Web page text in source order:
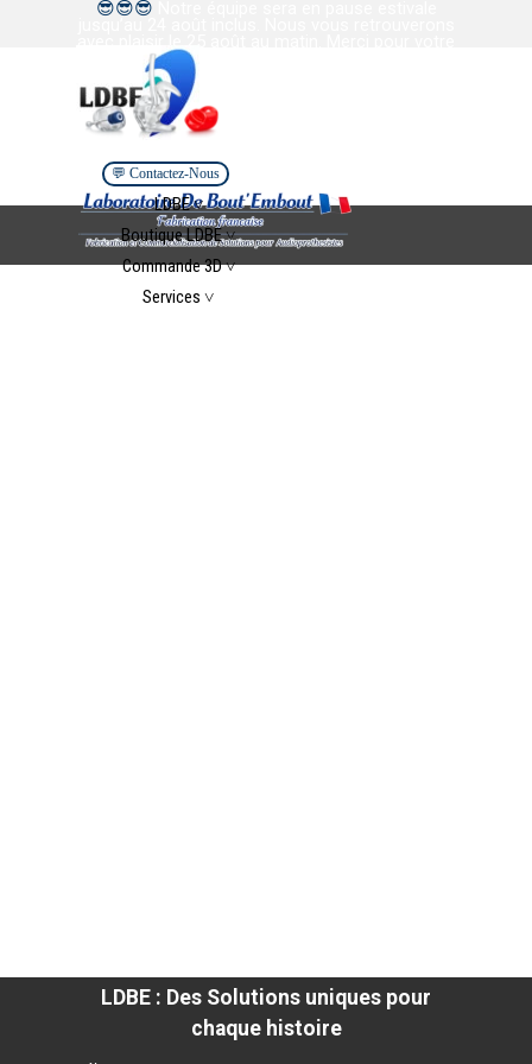
Aller au contenu
😎😎😎
confiance et votre collaboration. Bel été à tous.
💬 Contactez-Nous
Sauter le menu
LDBE ˅
▼
Boutique LDBE ˅
▼
Commande 3D ˅
▼
Services ˅
LDBE : Des Solutions uniques pour
chaque histoire